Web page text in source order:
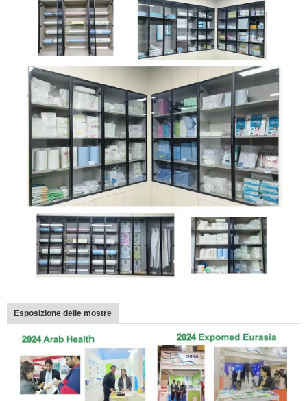
Esposizione delle mostre